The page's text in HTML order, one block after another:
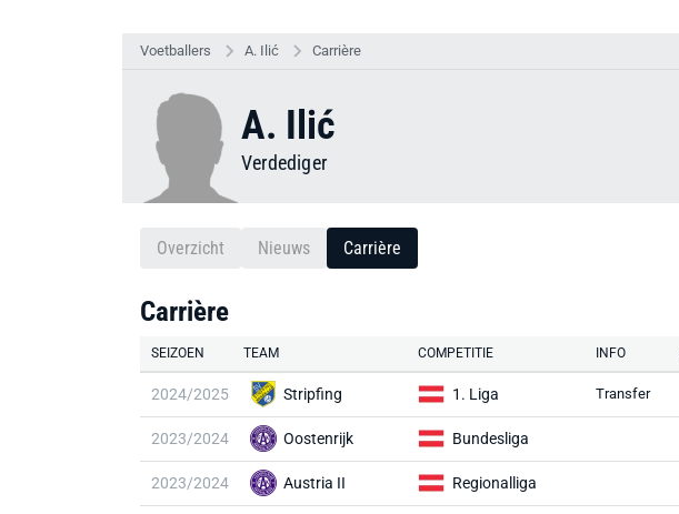
Voetballers A. Ilić Carrière
A. Ilić
Verdediger
Overzicht Nieuws Carrière
Carrière
SEIZOEN TEAM COMPETITIE INFO
2024/2025 Stripfing 1. Liga Transfer
2023/2024 Oostenrijk Bundesliga
2023/2024 Austria II Regionalliga